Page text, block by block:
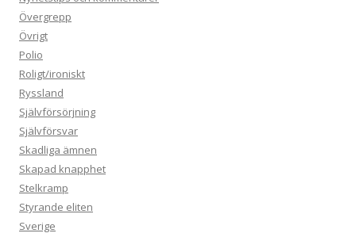
Övergrepp
Övrigt
Polio
Roligt/ironiskt
Ryssland
Självförsörjning
Självförsvar
Skadliga ämnen
Skapad knapphet
Stelkramp
Styrande eliten
Sverige